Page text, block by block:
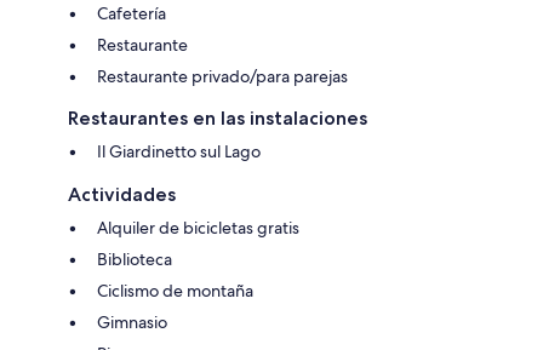
Cafetería
Restaurante
Restaurante privado/para parejas
Restaurantes en las instalaciones
Il Giardinetto sul Lago
Actividades
Alquiler de bicicletas gratis
Biblioteca
Ciclismo de montaña
Gimnasio